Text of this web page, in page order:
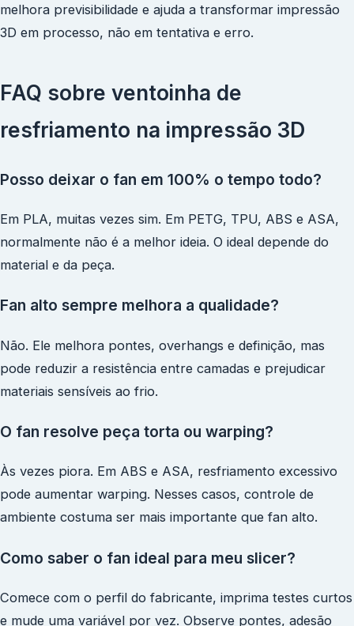
melhora previsibilidade e ajuda a transformar impressão
3D em processo, não em tentativa e erro.
FAQ sobre ventoinha de
resfriamento na impressão 3D
Posso deixar o fan em 100% o tempo todo?
Em PLA, muitas vezes sim. Em PETG, TPU, ABS e ASA,
normalmente não é a melhor ideia. O ideal depende do
material e da peça.
Fan alto sempre melhora a qualidade?
Não. Ele melhora pontes, overhangs e definição, mas
pode reduzir a resistência entre camadas e prejudicar
materiais sensíveis ao frio.
O fan resolve peça torta ou warping?
Às vezes piora. Em ABS e ASA, resfriamento excessivo
pode aumentar warping. Nesses casos, controle de
ambiente costuma ser mais importante que fan alto.
Como saber o fan ideal para meu slicer?
Comece com o perfil do fabricante, imprima testes curtos
e mude uma variável por vez. Observe pontes, adesão